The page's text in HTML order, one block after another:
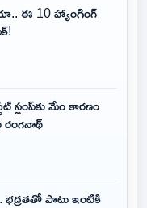
ఈ 10 హ్యాంగింగ్
మేం కారణం
రంగనాథ్
భద్రతతో పాటు ఇంటికి